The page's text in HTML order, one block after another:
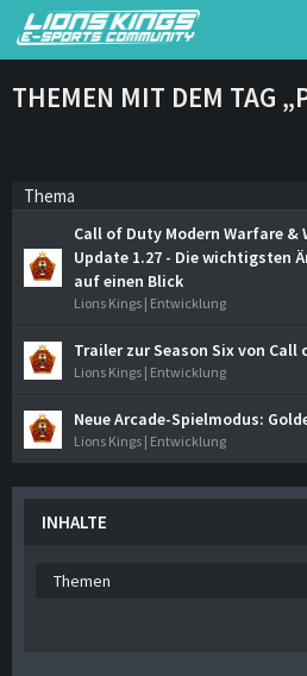
THEMEN MIT DEM TAG
Thema
Call of Duty Modern Warfare &
Update 1.27 - Die wichtigsten
auf einen Blick
Lions Kings | Entwicklung
Trailer zur Season Six von Call
Lions Kings | Entwicklung
Neue Arcade-Spielmodus:
Lions Kings | Entwicklung
INHALTE
Themen